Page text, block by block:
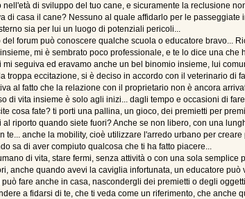
di sviluppo del tuo cane, e sicuramente la reclusione
casa il cane? Nessuno al quale affidarlo per le passeggiate
sia per lui un luogo di potenziali pericoli...
forum può conoscere qualche scuola o educatore bravo...
mi è sembrato poco professionale, e te lo dice una che
seguiva ed eravamo anche un bel binomio insieme, lui
eccitazione, si è deciso in accordo con il veterinario di
al fatto che la relazione con il proprietario non è ancora
vita insieme è solo agli inizi... dagli tempo e occasioni di
cosa fate? ti porti una pallina, un gioco, dei premietti per
riporto quando siete fuori? Anche se non libero, con una
anche la mobility, cioè utilizzare l'arredo urbano per
sa di aver compiuto qualcosa che ti ha fatto piacere...
di vita, stare fermi, senza attività o con una sola semplice
anche quando avevi la caviglia infortunata, un educatore può
fare anche in casa, nascondergli dei premietti o degli
a fidarsi di te, che ti veda come un riferimento, che anche